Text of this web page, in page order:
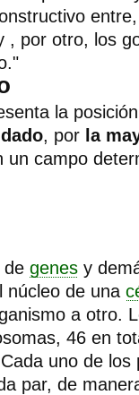
, por otro, los
la
, por la
un campo
de genes y
núcleo de una
a otro.
46 en
uno de los
par, de